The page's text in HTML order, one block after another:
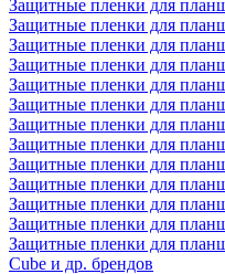
Защитные пленки для
Защитные пленки для
Защитные пленки для
Защитные пленки для
Защитные пленки для
Защитные пленки для
Защитные пленки для
Защитные пленки для
Защитные пленки для
Защитные пленки для
Защитные пленки для
Защитные пленки для
Защитные пленки для
Cube и др. брендов